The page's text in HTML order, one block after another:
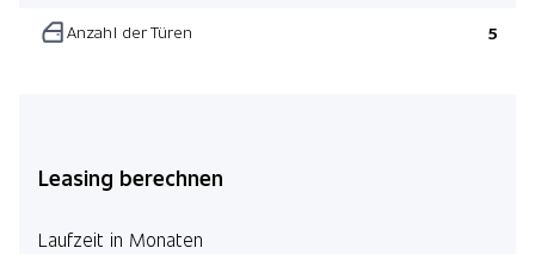
Anzahl der Türen 5
Leasing berechnen
Laufzeit in Monaten